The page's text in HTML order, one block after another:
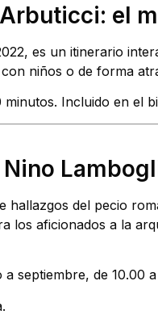
el
es un itinerario
con niños o de forma
Incluido en el
Nino
hallazgos del pecio
los aficionados a la
septiembre, de 10.00